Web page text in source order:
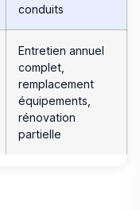
conduits
Entretien annuel
complet,
remplacement
équipements,
rénovation
partielle